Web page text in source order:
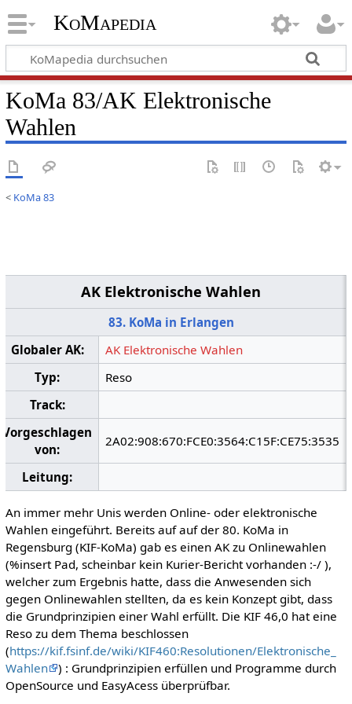
KoMapedia
KoMa 83/AK Elektronische
Wahlen
< KoMa 83
AK Elektronische Wahlen
83. KoMa in Erlangen
Globaler AK:
AK Elektronische Wahlen
Typ:
Reso
Track:
Vorgeschlagen
von:
2A02:908:670:FCE0:3564:C15F:CE75:3535
Leitung:
An immer mehr Unis werden Online- oder elektronische
Wahlen eingeführt. Bereits auf auf der 80. KoMa in
Regensburg (KIF-KoMa) gab es einen AK zu Onlinewahlen
(%insert Pad, scheinbar kein Kurier-Bericht vorhanden :-/ ),
welcher zum Ergebnis hatte, dass die Anwesenden sich
gegen Onlinewahlen stellten, da es kein Konzept gibt, dass
die Grundprinzipien einer Wahl erfüllt. Die KIF 46,0 hat eine
Reso zu dem Thema beschlossen
(https://kif.fsinf.de/wiki/KIF460:Resolutionen/Elektronische_
Wahlen
) : Grundprinzipien erfüllen und Programme durch
OpenSource und EasyAcess überprüfbar.